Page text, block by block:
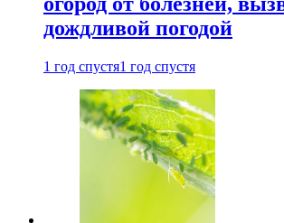
дождливой погодой
1 год спустя1 год спустя